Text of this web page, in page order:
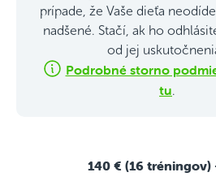
prípade, že Vaše dieťa
nadšené. Stačí, ak ho
od jej
Podrobné storno
tu.
140 € (16 tréningov)